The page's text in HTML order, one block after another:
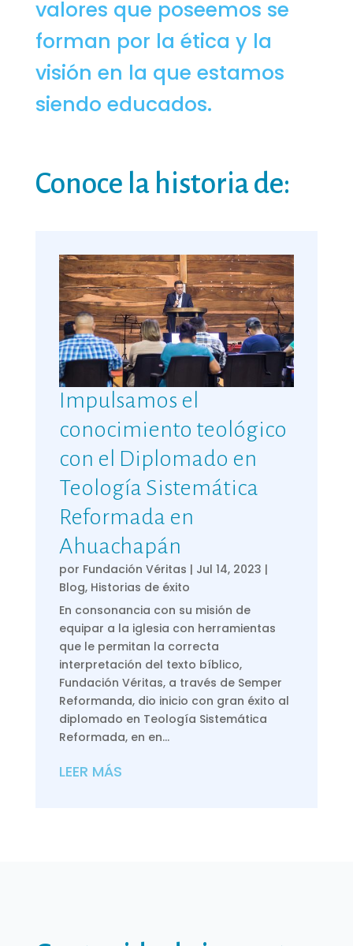
valores que poseemos se
forman por la ética y la
visión en la que estamos
siendo educados.
Conoce la historia de:
Impulsamos el
conocimiento teológico
con el Diplomado en
Teología Sistemática
Reformada en
Ahuachapán
por Fundación Véritas | Jul 14, 2023 |
Blog, Historias de éxito
En consonancia con su misión de
equipar a la iglesia con herramientas
que le permitan la correcta
interpretación del texto bíblico,
Fundación Véritas, a través de Semper
Reformanda, dio inicio con gran éxito al
diplomado en Teología Sistemática
Reformada, en en...
LEER MÁS